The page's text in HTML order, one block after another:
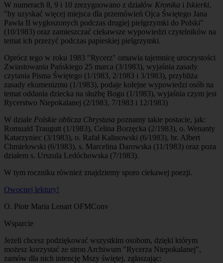
W numerach 8, 9 i 10 zrezygnowano z działów Kronika i Iskierki,
"by uzyskać więcej miejsca dla przemówień Ojca Świętego Jana
Pawła II wygłoszonych podczas drugiej pielgrzymki do Polski"
(10/1983) oraz zamieszczać ciekawsze wypowiedzi czytelników na
temat ich przeżyć podczas papieskiej pielgrzymki.
Oprócz tego w roku 1983 "Rycerz" omawia tajemnicę uroczystości
Zwiastowania Pańskiego 25 marca (3/1983), wyjaśnia zasady
czytania Pisma Świętego (1/1983, 2/1983 i 3/1983), przybliża
zasady ekumenizmu (1/1983), podaje kolejne wypowiedzi osób na
temat oddania dziecka na służbę Bogu (1/1983), wyjaśnia czym jest
Rycerstwo Niepokalanej (2/1983, 7/1983 i 12/1983)
W dziale Polskie oblicza Chrystusa poznamy takie postacie, jak:
Romuald Traugutt (1/1983), Celina Borzęcka (2/1983), o. Wenanty
Katarzyniec (3/1983), o. Rafał Kalinowski (6/1983), br. Albert
Chmielowski (6/1983), s. Marcelina Darowska (11/1983) oraz poza
działem s. Urszula Ledóchowska (7/1983).
W tym roczniku również znajdziemy sporo ciekawej poezji.
Owocnej lektury!
O. Piotr Maria Lenart OFMConv
Wsparcie
Jeżeli chcesz podziękować wszystkim osobom, dzięki którym
możesz korzystać ze stron Archiwum "Rycerza Niepokalanej",
zamów dla nich intencję Mszy świętej, zgłaszając: